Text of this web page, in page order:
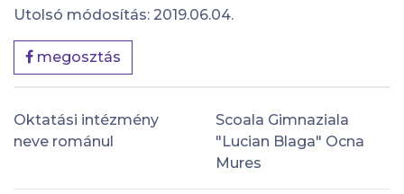
Utolsó módosítás: 2019.06.04.
megosztás
Oktatási intézmény
neve románul
Scoala Gimnaziala
"Lucian Blaga" Ocna
Mures